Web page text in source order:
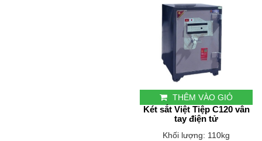
THÊM VÀO GIỎ
Két sắt Việt Tiệp C120 vân
tay điện tử
Khối lượng: 110kg